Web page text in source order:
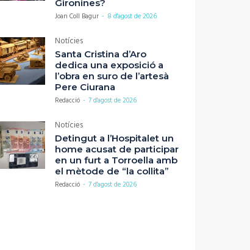
Gironines?
Joan Coll Bagur - 8 d'agost de 2026
Notícies
Santa Cristina d’Aro
dedica una exposició a
l’obra en suro de l’artesà
Pere Ciurana
Redacció - 7 d'agost de 2026
Notícies
Detingut a l’Hospitalet un
home acusat de participar
en un furt a Torroella amb
el mètode de “la collita”
Redacció - 7 d'agost de 2026